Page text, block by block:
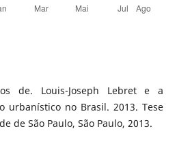
de. Louis-Joseph Lebret e a
urbanístico no Brasil. 2013. Tese
de São Paulo, São Paulo, 2013.